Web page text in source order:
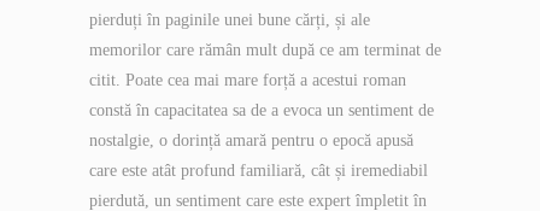
pierduți în paginile unei bune cărți, și ale
memorilor care rămân mult după ce am terminat de
citit. Poate cea mai mare forță a acestui roman
constă în capacitatea sa de a evoca un sentiment de
nostalgie, o dorință amară pentru o epocă apusă
care este atât profund familiară, cât și iremediabil
pierdută, un sentiment care este expert împletit în